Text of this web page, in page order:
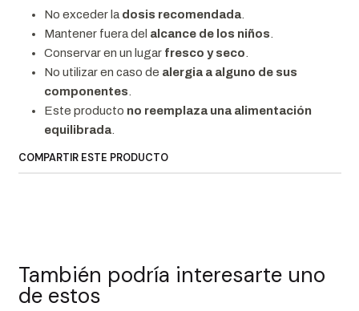
No exceder la dosis recomendada.
Mantener fuera del alcance de los niños.
Conservar en un lugar fresco y seco.
No utilizar en caso de alergia a alguno de sus
componentes.
Este producto no reemplaza una alimentación
equilibrada.
COMPARTIR ESTE PRODUCTO
También podría interesarte uno
de estos